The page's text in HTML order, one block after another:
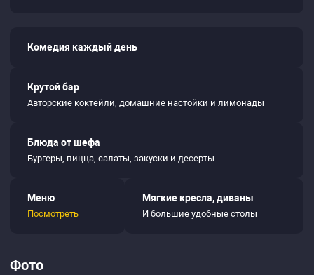
Комедия каждый день
Крутой бар
Авторские коктейли, домашние настойки и лимонады
Блюда от шефа
Бургеры, пицца, салаты, закуски и десерты
Меню
Посмотреть
Мягкие кресла, диваны
И большие удобные столы
Фото